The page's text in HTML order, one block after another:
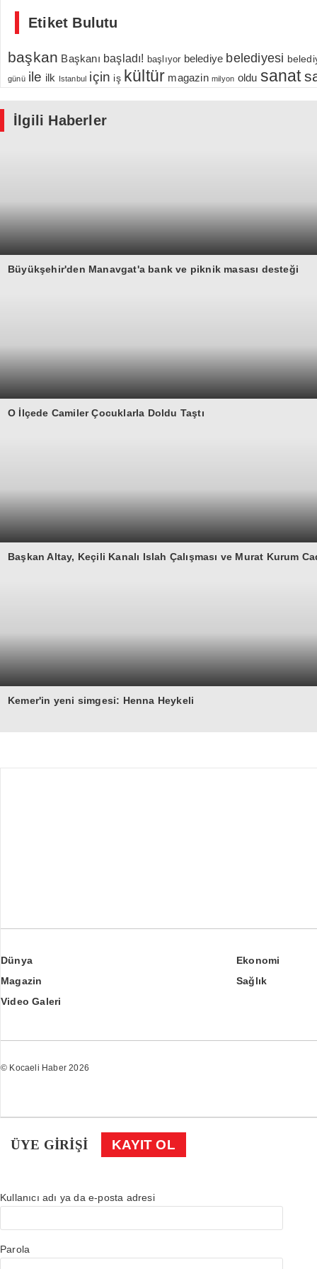
Etiket Bulutu
başkan Başkanı başladı! başlıyor belediye belediyesi
günü ile ilk Istanbul için iş kültür magazin milyon oldu sanat
İlgili Haberler
Büyükşehir'den Manavgat'a bank ve piknik masası desteği
O İlçede Camiler Çocuklarla Doldu Taştı
Başkan Altay, Keçili Kanalı Islah Çalışması ve Murat Kurum
Kemer'in yeni simgesi: Henna Heykeli
Dünya
Ekonomi
Magazin
Sağlık
Video Galeri
© Kocaeli Haber 2026
ÜYE GİRİŞİ KAYIT OL
Kullanıcı adı ya da e-posta adresi
Parola